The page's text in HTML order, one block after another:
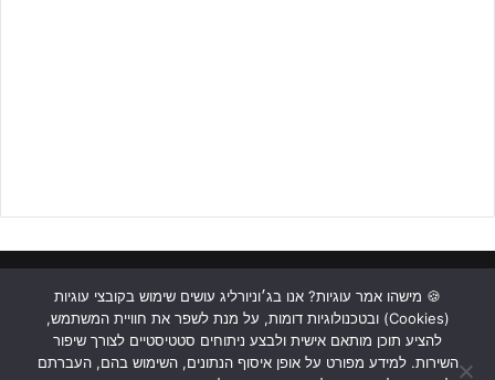
ראשי כתבות תכנים מקצועיים תנאי שימוש
מדיניות אבטחה
כתבו לנו
🍪 מישהו אמר עוגיות? אנו בג׳וניורליג עושים שימוש בקובצי עוגיות
(Cookies) ובטכנולוגיות דומות, על מנת לשפר את חוויית המשתמש,
להציע תוכן מותאם אישית ולבצע ניתוחים סטטיסטיים לצורך שיפור
השירות. למידע מפורט על אופן איסוף הנתונים, השימוש בהם, העברתם